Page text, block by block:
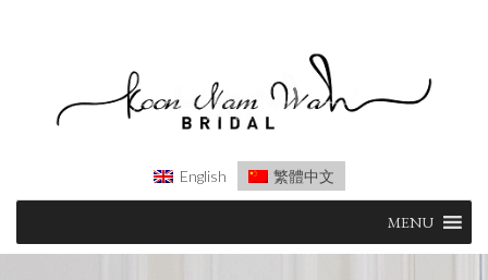
English 繁體中文
content
MENU